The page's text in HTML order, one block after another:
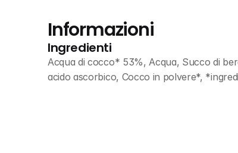
Informazioni
Ingredienti
Acqua di cocco* 53%, Acqua, Succo di
acido ascorbico, Cocco in polvere*,